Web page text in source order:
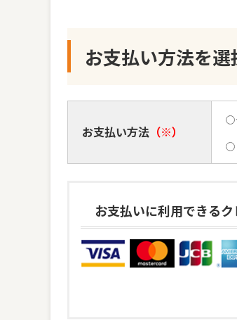
お支払い方法を選
お支払い方法 （※）
お支払いに利用できる